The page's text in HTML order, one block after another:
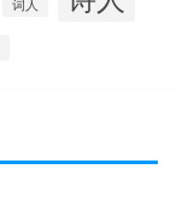
词人